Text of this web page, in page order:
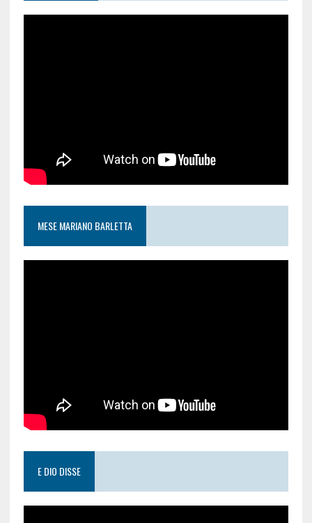
MESE MARIANO BARLETTA
E DIO DISSE